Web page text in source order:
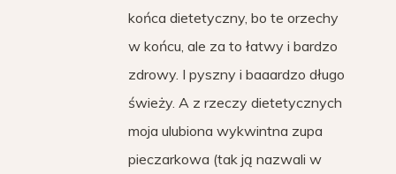
końca dietetyczny, bo te orzechy
w końcu, ale za to łatwy i bardzo
zdrowy. I pyszny i baaardzo długo
świeży. A z rzeczy dietetycznych
moja ulubiona wykwintna zupa
pieczarkowa (tak ją nazwali w